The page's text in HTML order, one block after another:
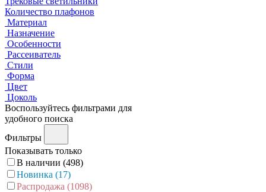
Количество плафонов
Материал
Назначение
Особенности
Рассеиватель
Стили
Форма
Цвет
Цоколь
Воспользуйтесь фильтрами для
удобного поиска
Фильтры
Показывать только
В наличии (498)
Новинка (17)
Распродажа (1098)